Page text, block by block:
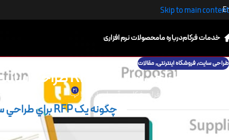
Skip to main content
خدمات فرکامدرباره مامحصولات نرم افزاری
طراحی سایت,فروشگاه اینترنتی,مقالات
پروپوزال طراحی سایت یا RFP طراحی سایت
گروه نرم افزاری فرکامدر آوریل 10, 2021 21
چگونه يک RFP براي طراحي سايت يا طراحي سايت مجدد بنويسيد؟